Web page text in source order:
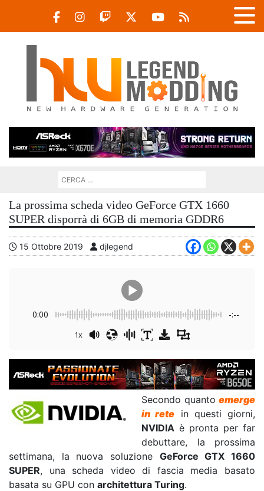
La prossima scheda video GeForce GTX 1660
SUPER disporrà di 6GB di memoria GDDR6
15 Ottobre 2019 djlegend
0:00 -:--
1x
Secondo quanto emerge
in rete in questi giorni,
NVIDIA è pronta per far
debuttare, la prossima
settimana, la nuova soluzione GeForce GTX 1660
SUPER, una scheda video di fascia media basato
basata su GPU con architettura Turing.